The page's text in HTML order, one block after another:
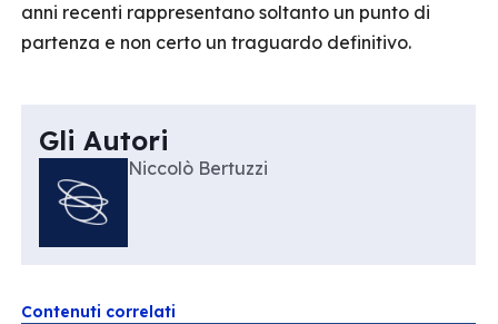
anni recenti rappresentano soltanto un punto di
partenza e non certo un traguardo definitivo.
Gli Autori
Niccolò Bertuzzi
Contenuti correlati